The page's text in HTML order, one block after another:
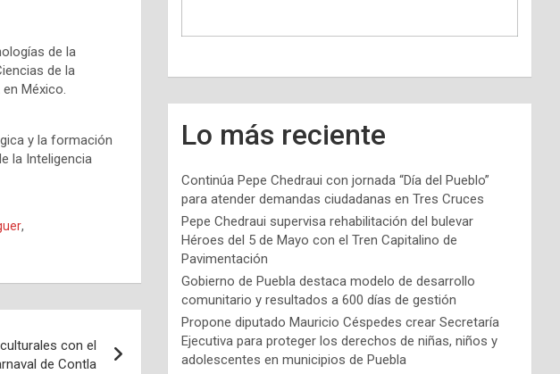
de la
de la
México.
y la formación
la Inteligencia
,
con el
de Contla
Lo más reciente
Continúa Pepe Chedraui con jornada “Día del Pueblo”
para atender demandas ciudadanas en Tres Cruces
Pepe Chedraui supervisa rehabilitación del bulevar
Héroes del 5 de Mayo con el Tren Capitalino de
Pavimentación
Gobierno de Puebla destaca modelo de desarrollo
comunitario y resultados a 600 días de gestión
Propone diputado Mauricio Céspedes crear Secretaría
Ejecutiva para proteger los derechos de niñas, niños y
adolescentes en municipios de Puebla